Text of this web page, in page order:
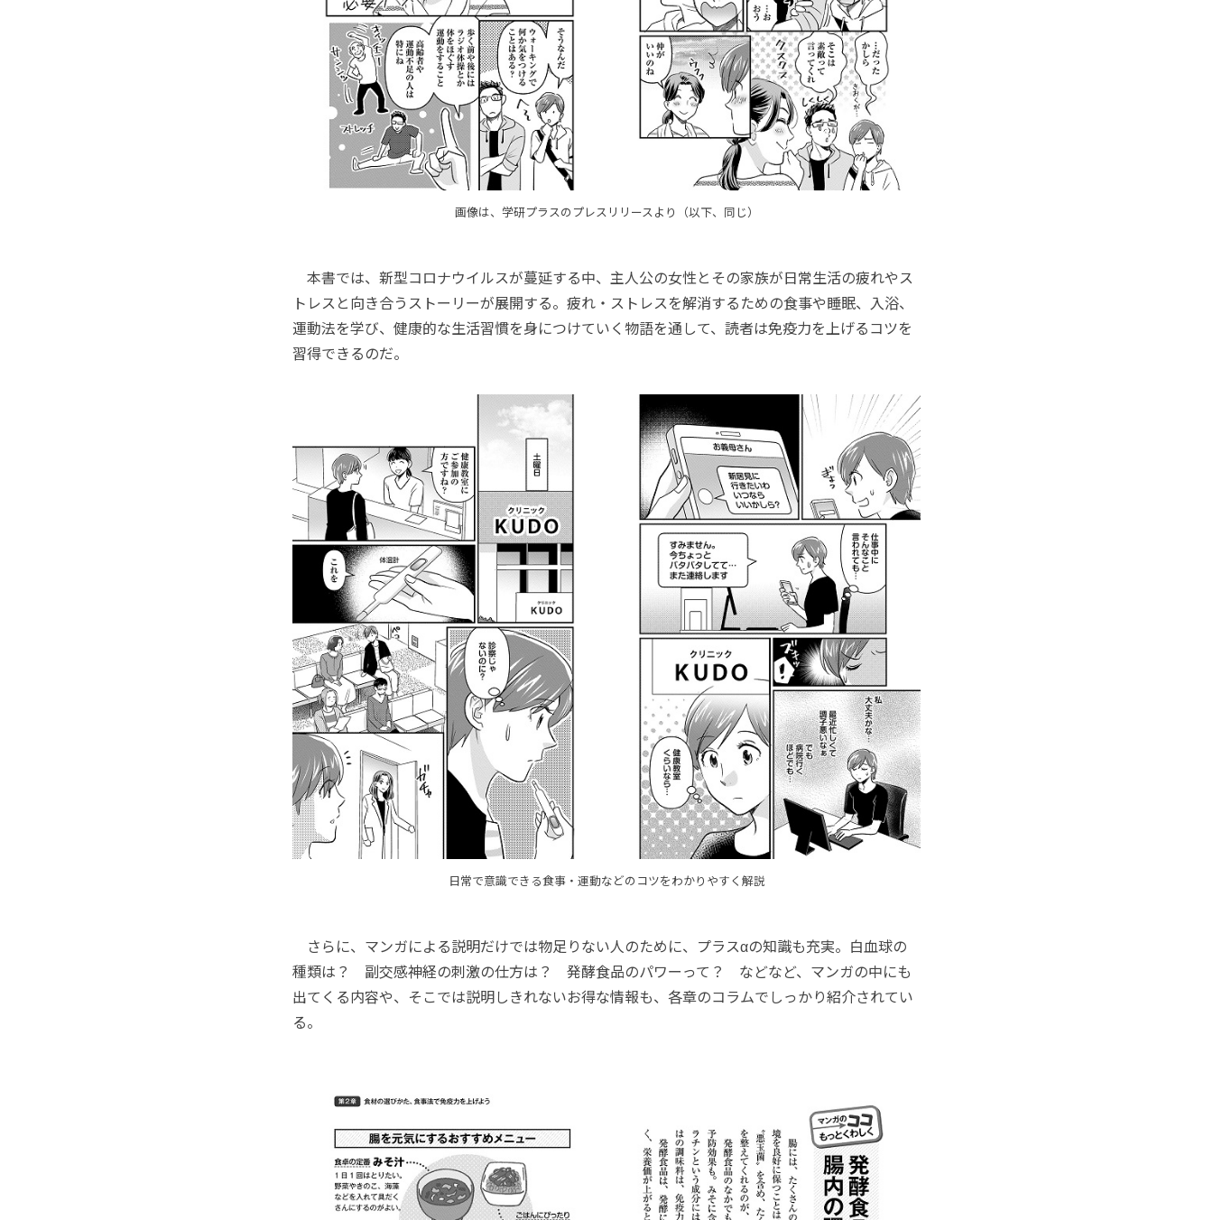
画像は、学研プラスのプレスリリースより（以下、同じ）
本書では、新型コロナウイルスが蔓延する中、主人公の女性とその家族が日常生活の疲れやス
トレスと向き合うストーリーが展開する。疲れ・ストレスを解消するための食事や睡眠、入浴、
運動法を学び、健康的な生活習慣を身につけていく物語を通して、読者は免疫力を上げるコツを
習得できるのだ。
日常で意識できる食事・運動などのコツをわかりやすく解説
さらに、マンガによる説明だけでは物足りない人のために、プラスαの知識も充実。白血球の
種類は？ 副交感神経の刺激の仕方は？ 発酵食品のパワーって？ などなど、マンガの中にも
出てくる内容や、そこでは説明しきれないお得な情報も、各章のコラムでしっかり紹介されてい
る。